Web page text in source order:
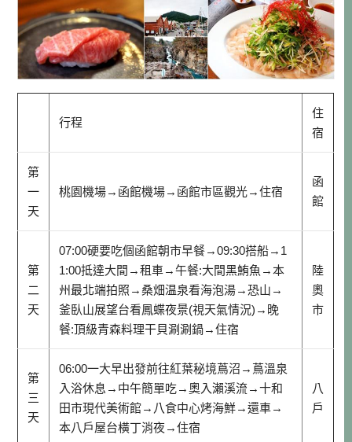
行程
住
宿
第
一
天
桃園機場→函館機場→函館市區觀光→住宿
函
館
第
二
天
07:00硬要吃個函館朝市早餐→09:30搭船→1
1:00抵達大間→租車→午餐:大間黑鮪魚→本
州最北端拍照→桑畑温泉看海泡湯→恐山→
釜臥山展望台看鳳蝶夜景(視天氣情況)→晚
餐:頂級青森料理干貝涮涮鍋→住宿
陸
奧
市
第
三
天
06:00一大早出發前往紅葉秘境蔦沼→蔦溫泉
入浴休息→中午簡單吃→奧入瀨溪流→十和
田市現代美術館→八食中心烤海鮮→還車→
本八戶屋台橫丁消夜→住宿
八
戶